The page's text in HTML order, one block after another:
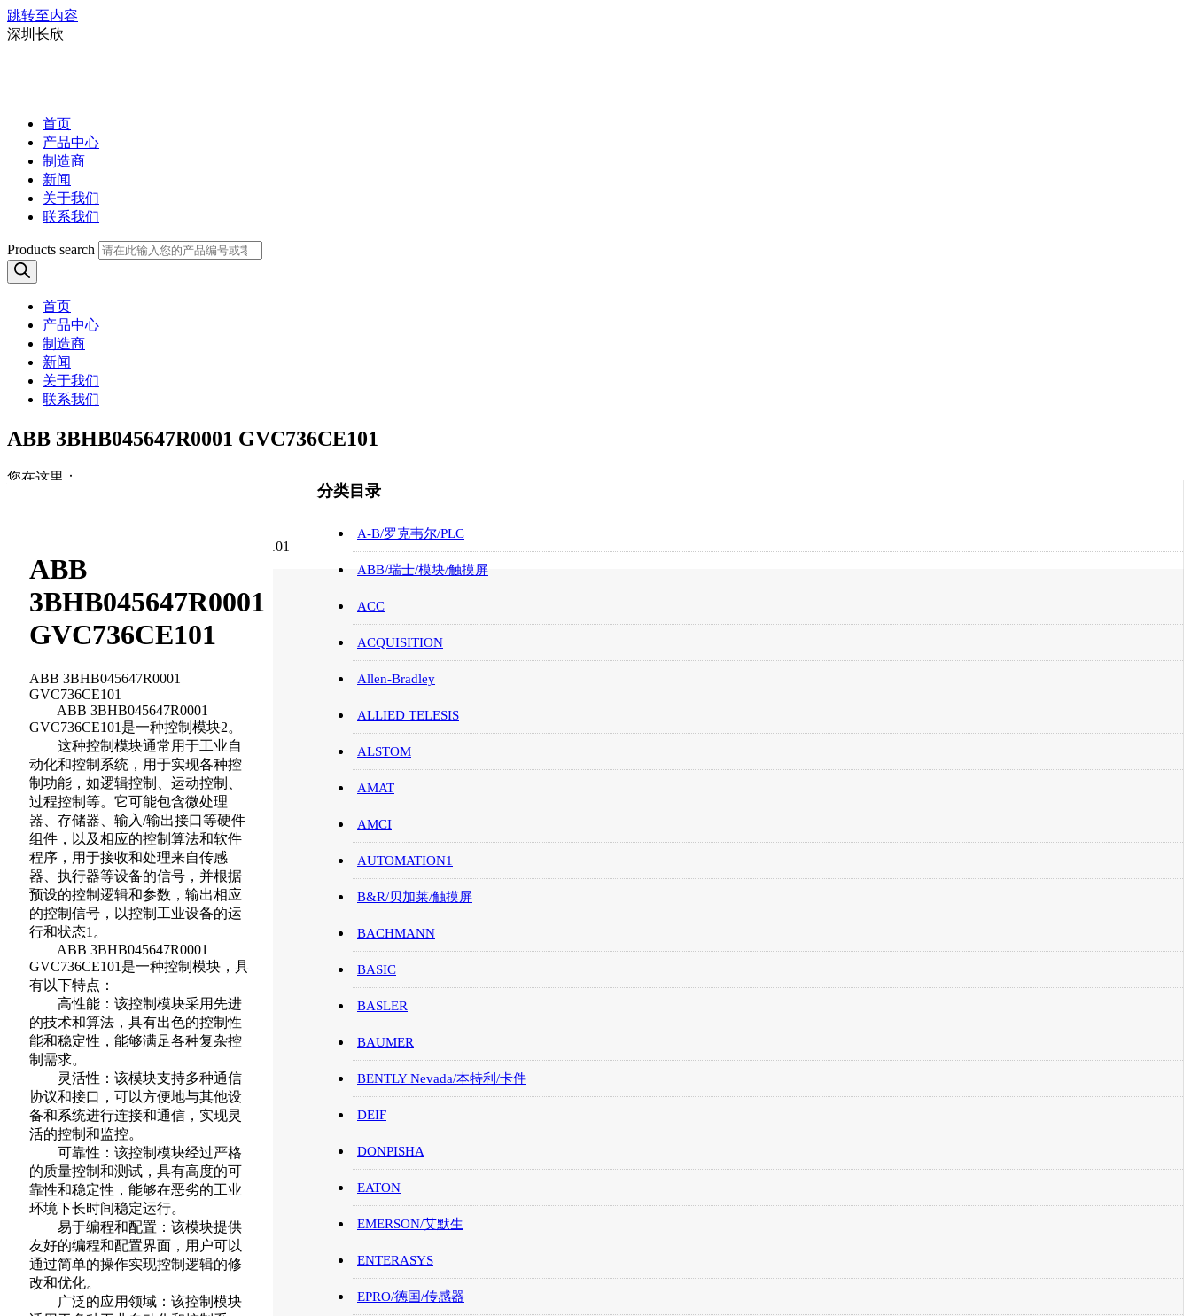
跳转至内容
深圳长欣
首页
产品中心
制造商
新闻
关于我们
联系我们
Products search
首页
产品中心
制造商
新闻
关于我们
联系我们
ABB 3BHB045647R0001 GVC736CE101
您在这里：
ABB 3BHB045647R0001 GVC736CE101
ABB
3BHB045647R0001
GVC736CE101
ABB 3BHB045647R0001
GVC736CE101
ABB 3BHB045647R0001
GVC736CE101是一种控制模块2。
这种控制模块通常用于工业自
动化和控制系统，用于实现各种控
制功能，如逻辑控制、运动控制、
过程控制等。它可能包含微处理
器、存储器、输入/输出接口等硬件
组件，以及相应的控制算法和软件
程序，用于接收和处理来自传感
器、执行器等设备的信号，并根据
预设的控制逻辑和参数，输出相应
的控制信号，以控制工业设备的运
行和状态1。
ABB 3BHB045647R0001
GVC736CE101是一种控制模块，具
有以下特点：
高性能：该控制模块采用先进
的技术和算法，具有出色的控制性
能和稳定性，能够满足各种复杂控
制需求。
灵活性：该模块支持多种通信
协议和接口，可以方便地与其他设
备和系统进行连接和通信，实现灵
活的控制和监控。
可靠性：该控制模块经过严格
的质量控制和测试，具有高度的可
靠性和稳定性，能够在恶劣的工业
环境下长时间稳定运行。
易于编程和配置：该模块提供
友好的编程和配置界面，用户可以
通过简单的操作实现控制逻辑的修
改和优化。
广泛的应用领域：该控制模块
分类目录
A-B/罗克韦尔/PLC
ABB/瑞士/模块/触摸屏
ACC
ACQUISITION
Allen-Bradley
ALLIED TELESIS
ALSTOM
AMAT
AMCI
AUTOMATION1
B&R/贝加莱/触摸屏
BACHMANN
BASIC
BASLER
BAUMER
BENTLY Nevada/本特利/卡件
DEIF
DONPISHA
EATON
EMERSON/艾默生
ENTERASYS
EPRO/德国/传感器